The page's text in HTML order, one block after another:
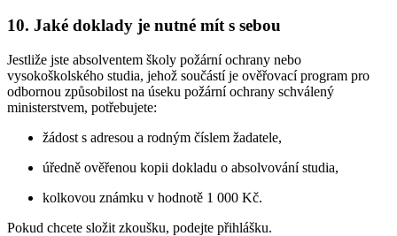
10. Jaké doklady je nutné mít s sebou
Jestliže jste absolventem školy požární ochrany nebo
vysokoškolského studia, jehož součástí je ověřovací program pro
odbornou způsobilost na úseku požární ochrany schválený
ministerstvem, potřebujete:
žádost s adresou a rodným číslem žadatele,
úředně ověřenou kopii dokladu o absolvování studia,
kolkovou známku v hodnotě 1 000 Kč.
Pokud chcete složit zkoušku, podejte přihlášku.